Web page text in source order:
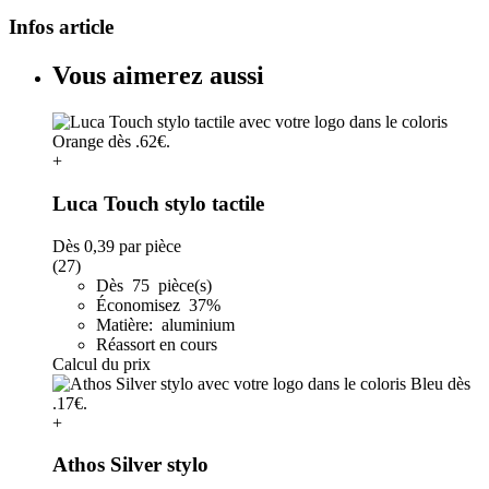
Infos article
Vous aimerez aussi
+
Luca Touch stylo tactile
Dès 0,39 par pièce
(27)
Dès 75 pièce(s)
Économisez 37%
Matière: aluminium
Réassort en cours
Calcul du prix
+
Athos Silver stylo